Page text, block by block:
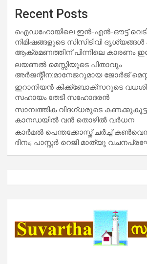
Recent Posts
ഐഡഹോയിലെ ഇൻ-എൻ-ഔട്ട്
നിമിഷങ്ങളുടെ സിസിടിവി
ആക്രമണത്തിന് പിന്നിലെ കാരണം
ലയണൽ മെസ്സിയുടെ പിതാവും
അർജന്റീന:മാനേജറുമായ ജോർജ്
ഇറാനിയൻ കിക്ക്ബോക്സറുടെ
സഹായം തേടി സഹോദരൻ
സാമ്പത്തിക വിദഗ്ധരുടെ കണക്കുകൂട്ടൽ
കാനഡയിൽ വൻ തൊഴിൽ വർധന
കാർമൽ പെന്തക്കോസ്ത് ചർച്ച്
ദിനം; പാസ്റ്റർ റെജി മാത്യു